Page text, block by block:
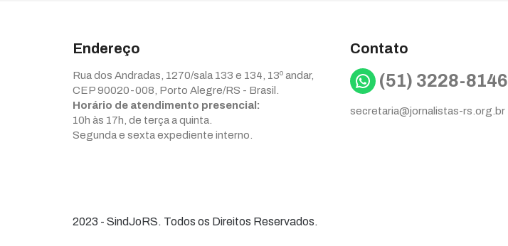
Endereço
Rua dos Andradas, 1270/sala 133 e 134, 13º andar,
CEP 90020-008, Porto Alegre/RS - Brasil.
Horário de atendimento presencial:
10h às 17h, de terça a quinta.
Segunda e sexta expediente interno.
Contato
WhatsApp
(51) 3228-8146
secretaria@jornalistas-rs.org.br
2023 - SindJoRS. Todos os Direitos Reservados.